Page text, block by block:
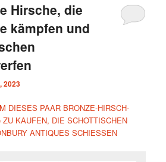
Hirsche, die
kämpfen und
2023
DIESES PAAR BRONZE-HIRSCH-
KAUFEN, DIE SCHOTTISCHEN
ANTIQUES SCHIESSEN